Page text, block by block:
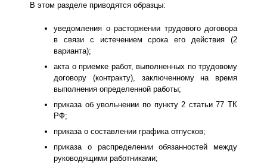
В этом разделе приводятся образцы:
уведомления о расторжении трудового договора
в связи с истечением срока его действия (2
варианта);
акта о приемке работ, выполненных по трудовому
договору (контракту), заключенному на время
выполнения определенной работы;
приказа об увольнении по пункту 2 статьи 77 ТК
РФ;
приказа о составлении графика отпусков;
приказа о распределении обязанностей между
руководящими работниками;